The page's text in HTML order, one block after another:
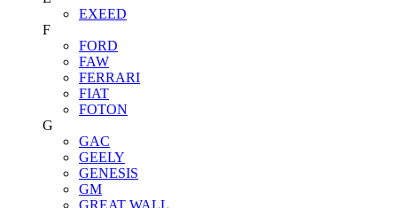
EXEED
F
FORD
FAW
FERRARI
FIAT
FOTON
G
GAC
GEELY
GENESIS
GM
GREAT WALL